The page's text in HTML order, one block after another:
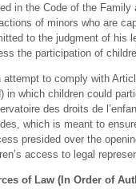
in the Code of the
of minors who are
to the judgment of his
the participation of
attempt to comply with
in which children could
des droits de
which is meant to
presided over the
access to legal
of Law (In Order of